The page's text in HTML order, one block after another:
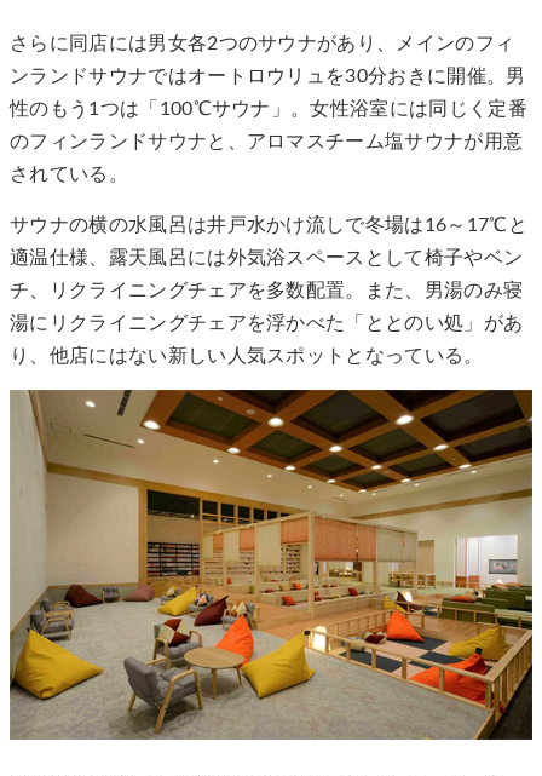
さらに同店には男女各2つのサウナがあり、メインのフィ
ンランドサウナではオートロウリュを30分おきに開催。男
性のもう1つは「100℃サウナ」。女性浴室には同じく定番
のフィンランドサウナと、アロマスチーム塩サウナが用意
されている。
サウナの横の水風呂は井戸水かけ流しで冬場は16～17℃と
適温仕様、露天風呂には外気浴スペースとして椅子やベン
チ、リクライニングチェアを多数配置。また、男湯のみ寝
湯にリクライニングチェアを浮かべた「ととのい処」があ
り、他店にはない新しい人気スポットとなっている。